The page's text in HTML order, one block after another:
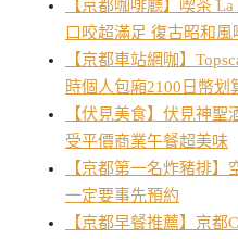
【京都咖啡廳】喫茶
口咬超滿足 復古昭和風
【京都車站網咖】
時個人包廂2100日幣划
【伏見美食】伏見神
受平價商業午餐超美味
【京都第一名炸豬排
一定要事先預約
【京都早餐推薦】京都